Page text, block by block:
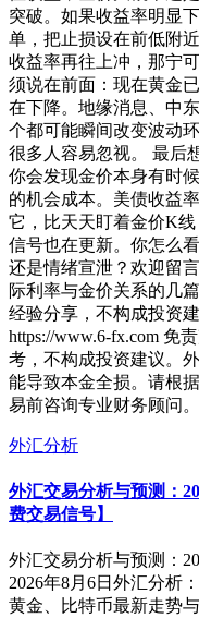
突破。如果收益率明显
单，把止损设在前低附
收益率再往上冲，那宁
须说在前面：现在黄金
在下降。地缘消息、中
个都可能瞬间改变波动
很多人容易忽视。 最后
你会发现金价本身有时
的机会成本。美债收益
它，比天天盯着金价K线
信号也在更新。你怎么
还是情绪宣泄？欢迎留
际利率与金价关系的几
经验分享，不构成投资
https://www.6-fx.com 免
考，不构成投资建议。
能导致本金全损。请根
易前咨询专业财务顾问。
外汇分析
外汇交易分析与预测：
费交易信号】
外汇交易分析与预测：
2026年8月6日外汇分析
黄金、比特币最新走势